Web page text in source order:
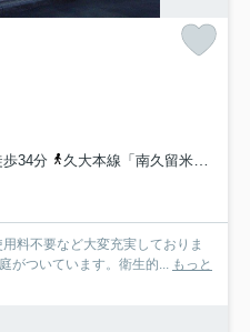
34分
久大本線「南久留米」駅 徒歩35分
料不要など大変充実しておりま
がついています。衛生的... もっと